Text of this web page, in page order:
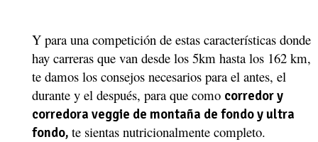
Y para una competición de estas características donde
hay carreras que van desde los 5km hasta los 162 km,
te damos los consejos necesarios para el antes, el
durante y el después, para que como corredor y
corredora veggie de montaña de fondo y ultra
fondo, te sientas nutricionalmente completo.